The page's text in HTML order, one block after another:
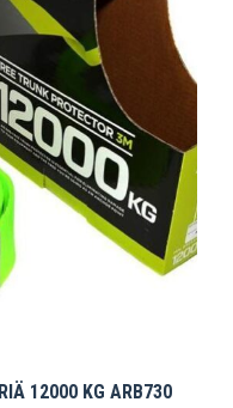
12000 KG ARB730